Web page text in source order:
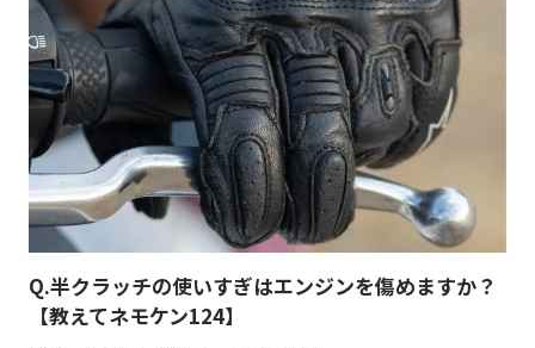
Q.半クラッチの使いすぎはエンジンを傷めますか？
【教えてネモケン124】